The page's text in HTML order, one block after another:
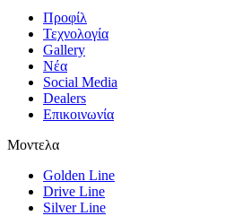
Προφίλ
Τεχνολογία
Gallery
Νέα
Social Media
Dealers
Επικοινωνία
Μοντελα
Golden Line
Drive Line
Silver Line